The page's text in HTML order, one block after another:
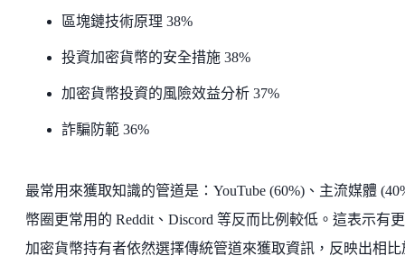
區塊鏈技術原理 38%
投資加密貨幣的安全措施 38%
加密貨幣投資的風險效益分析 37%
詐騙防範 36%
最常用來獲取知識的管道是：YouTube (60%)、主流媒體
幣圈更常用的 Reddit、Discord 等反而比例較低。這表示有
加密貨幣持有者依然選擇傳統管道來獲取資訊，反映出相比